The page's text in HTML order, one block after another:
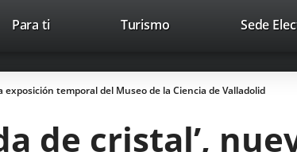
Trabaja con nosotros
Para ti TurismoEste
abrirá
en
ventana
nueva.
Sede
exposición temporal del Museo de la Ciencia de Valladolid
de cristal’,